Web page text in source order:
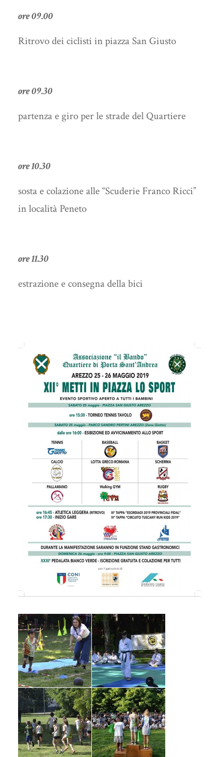
ore 09.00
Ritrovo dei ciclisti in piazza San Giusto
ore 09.30
partenza e giro per le strade del Quartiere
ore 10.30
sosta e colazione alle “Scuderie Franco Ricci”
in località Peneto
ore 11.30
estrazione e consegna della bici